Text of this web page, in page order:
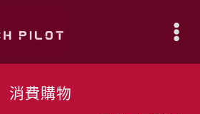
消費購物